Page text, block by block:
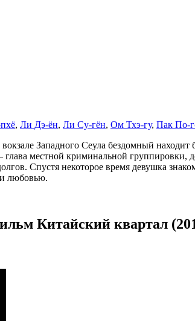
, Ли Дэ-ён, Ли Су-гён, Ом Тхэ-гу, Пак По-
Западного Сеула бездомный
местной криминальной группировки,
Спустя некоторое время девушка
любовью.
Китайский квартал